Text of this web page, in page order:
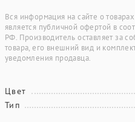
Вся информация на сайте о
является публичной офертой в
РФ. Производитель оставляет за
товара, его внешний вид и
уведомления продавца.
Цвет
Тип